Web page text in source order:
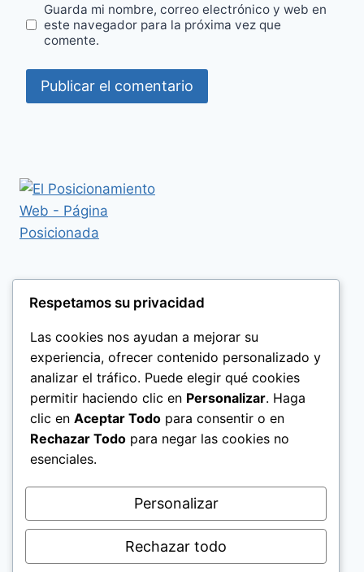
Guarda mi nombre, correo electrónico y web en
este navegador para la próxima vez que
comente.
Respetamos su privacidad
Las cookies nos ayudan a mejorar su
experiencia, ofrecer contenido personalizado y
analizar el tráfico. Puede elegir qué cookies
permitir haciendo clic en Personalizar. Haga
clic en Aceptar Todo para consentir o en
Rechazar Todo para negar las cookies no
esenciales.
Personalizar
Rechazar todo